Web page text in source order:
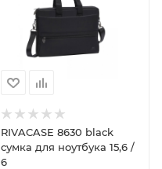
RIVACASE 8630 black
сумка для ноутбука 15,6 /
6